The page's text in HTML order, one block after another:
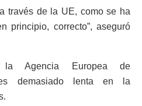
través de la UE, como se ha
principio, correcto”, aseguró
Agencia Europea de
es demasiado lenta en la